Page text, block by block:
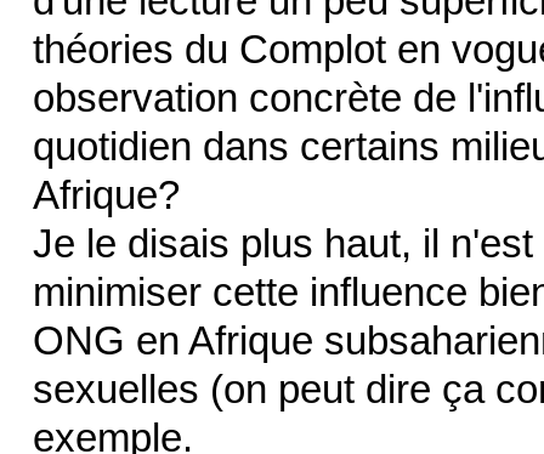
théories du Complot en
observation concrète de
quotidien dans certains
Afrique?
Je le disais plus haut, il
minimiser cette influence
ONG en Afrique
sexuelles (on peut dire ça
exemple.